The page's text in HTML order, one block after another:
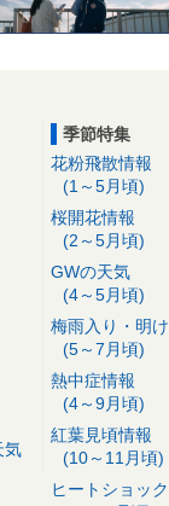
気
季節特集
花粉飛散情報
(1～5月頃)
桜開花情報
(2～5月頃)
GWの天気
(4～5月頃)
梅雨入り・明け
(5～7月頃)
熱中症情報
(4～9月頃)
紅葉見頃情報
(10～11月頃)
ヒートショック